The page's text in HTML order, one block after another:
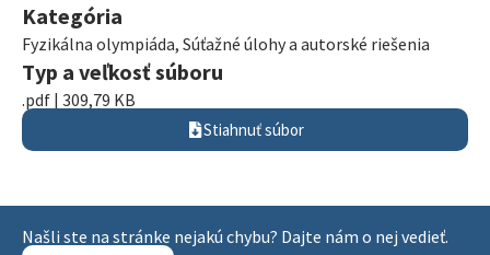
Kategória
Fyzikálna olympiáda, Súťažné úlohy a autorské riešenia
Typ a veľkosť súboru
.pdf | 309,79 KB
Stiahnuť súbor
Našli ste na stránke nejakú chybu? Dajte nám o nej vedieť.